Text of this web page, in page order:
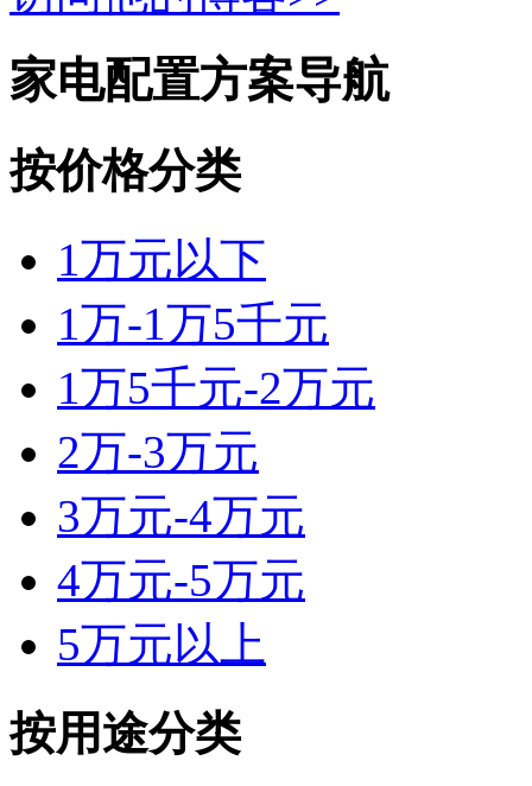
家电配置方案导航
按价格分类
1万元以下
1万-1万5千元
1万5千元-2万元
2万-3万元
3万元-4万元
4万元-5万元
5万元以上
按用途分类